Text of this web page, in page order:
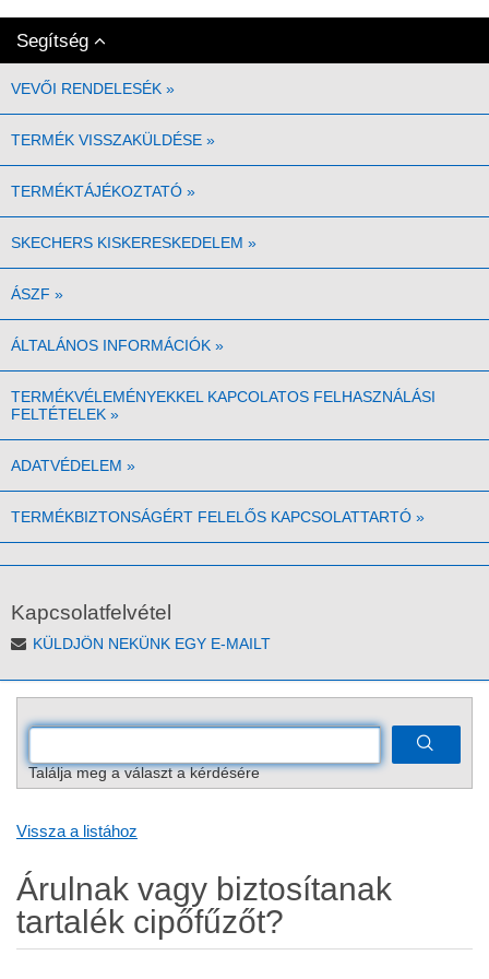
Segítség
VEVŐI RENDELESÉK »
TERMÉK VISSZAKÜLDÉSE »
TERMÉKTÁJÉKOZTATÓ »
SKECHERS KISKERESKEDELEM »
ÁSZF »
ÁLTALÁNOS INFORMÁCIÓK »
TERMÉKVÉLEMÉNYEKKEL KAPCOLATOS FELHASZNÁLÁSI
FELTÉTELEK »
ADATVÉDELEM »
TERMÉKBIZTONSÁGÉRT FELELŐS KAPCSOLATTARTÓ »
Kapcsolatfelvétel
KÜLDJÖN NEKÜNK EGY E-MAILT
Találja meg a választ a kérdésére
Vissza a listához
Árulnak vagy biztosítanak
tartalék cipőfűzőt?